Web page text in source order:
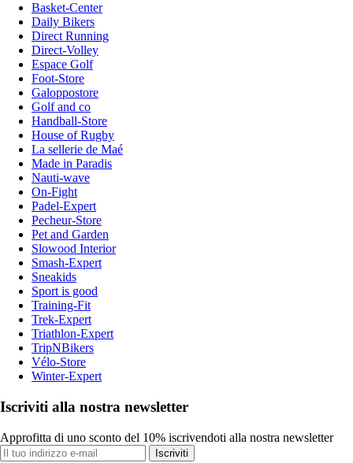
Basket-Center
Daily Bikers
Direct Running
Direct-Volley
Espace Golf
Foot-Store
Galoppostore
Golf and co
Handball-Store
House of Rugby
La sellerie de Maé
Made in Paradis
Nauti-wave
On-Fight
Padel-Expert
Pecheur-Store
Pet and Garden
Slowood Interior
Smash-Expert
Sneakids
Sport is good
Training-Fit
Trek-Expert
Triathlon-Expert
TripNBikers
Vélo-Store
Winter-Expert
Iscriviti alla nostra newsletter
Approfitta di uno sconto del 10% iscrivendoti alla nostra newsletter
Iscriviti